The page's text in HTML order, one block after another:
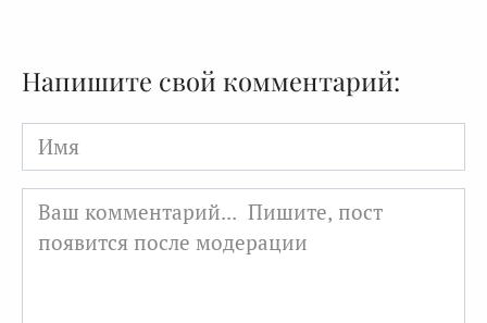
Напишите свой комментарий:
Имя